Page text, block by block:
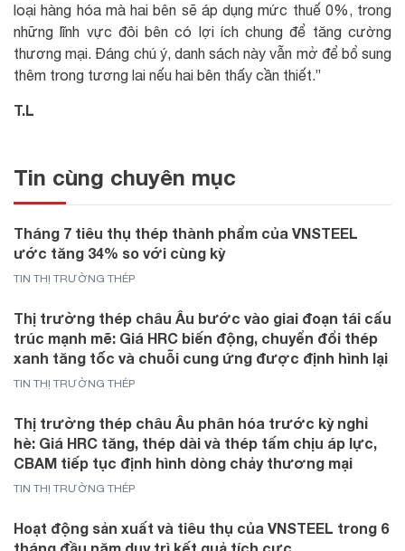
loại hàng hóa mà hai bên sẽ áp dụng mức thuế 0%, trong
những lĩnh vực đôi bên có lợi ích chung để tăng cường
thương mại. Đáng chú ý, danh sách này vẫn mở để bổ sung
thêm trong tương lai nếu hai bên thấy cần thiết.”
T.L
Tin cùng chuyên mục
Tháng 7 tiêu thụ thép thành phẩm của VNSTEEL
ước tăng 34% so với cùng kỳ
TIN THỊ TRƯỜNG THÉP
Thị trường thép châu Âu bước vào giai đoạn tái cấu
trúc mạnh mẽ: Giá HRC biến động, chuyển đổi thép
xanh tăng tốc và chuỗi cung ứng được định hình lại
TIN THỊ TRƯỜNG THÉP
Thị trường thép châu Âu phân hóa trước kỳ nghỉ
hè: Giá HRC tăng, thép dài và thép tấm chịu áp lực,
CBAM tiếp tục định hình dòng chảy thương mại
TIN THỊ TRƯỜNG THÉP
Hoạt động sản xuất và tiêu thụ của VNSTEEL trong 6